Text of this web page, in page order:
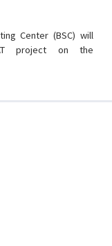
Center (BSC) will
project on the